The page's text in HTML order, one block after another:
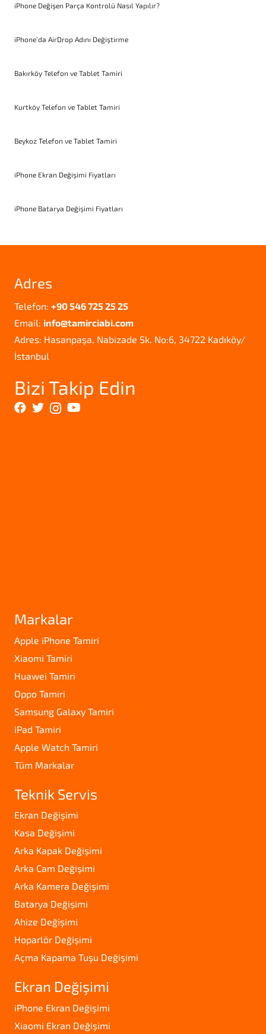
iPhone Değişen Parça Kontrolü Nasıl Yapılır?
iPhone’da AirDrop Adını Değiştirme
Bakırköy Telefon ve Tablet Tamiri
Kurtköy Telefon ve Tablet Tamiri
Beykoz Telefon ve Tablet Tamiri
iPhone Ekran Değişimi Fiyatları
iPhone Batarya Değişimi Fiyatları
Adres
Telefon: +90 546 725 25 25
Email: info@tamirciabi.com
Adres: Hasanpaşa, Nabizade Sk. No:6, 34722 Kadıköy/
İstanbul
Bizi Takip Edin
Markalar
Apple iPhone Tamiri
Xiaomi Tamiri
Huawei Tamiri
Oppo Tamiri
Samsung Galaxy Tamiri
iPad Tamiri
Apple Watch Tamiri
Tüm Markalar
Teknik Servis
Ekran Değişimi
Kasa Değişimi
Arka Kapak Değişimi
Arka Cam Değişimi
Arka Kamera Değişimi
Batarya Değişimi
Ahize Değişimi
Hoparlör Değişimi
Açma Kapama Tuşu Değişimi
Ekran Değişimi
iPhone Ekran Değişimi
Xiaomi Ekran Değişimi